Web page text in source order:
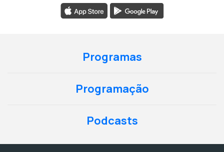
Programas
Programação
Podcasts